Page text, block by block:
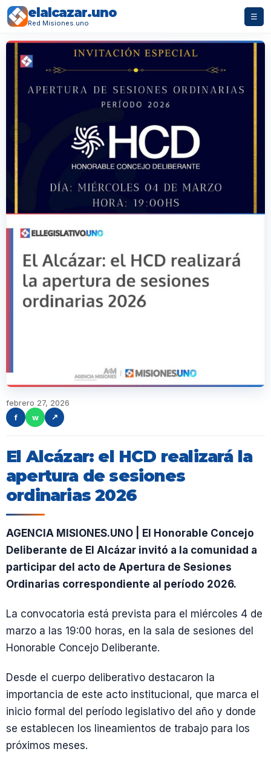
elalcazar.uno
Red Misiones.uno
☰
febrero 27, 2026
f
w ↗
El Alcázar: el HCD realizará la
apertura de sesiones
ordinarias 2026
AGENCIA MISIONES.UNO | El Honorable Concejo
Deliberante de El Alcázar invitó a la comunidad a
participar del acto de Apertura de Sesiones
Ordinarias correspondiente al período 2026.
La convocatoria está prevista para el miércoles 4 de
marzo a las 19:00 horas, en la sala de sesiones del
Honorable Concejo Deliberante.
Desde el cuerpo deliberativo destacaron la
importancia de este acto institucional, que marca el
inicio formal del período legislativo del año y donde
se establecen los lineamientos de trabajo para los
próximos meses.